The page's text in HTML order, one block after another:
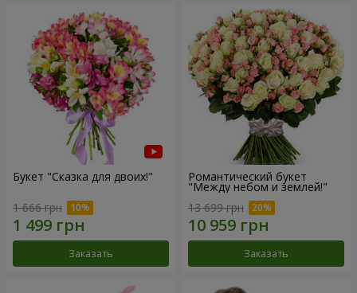
Букет "Сказка для двоих!"
1 666 грн
Заказать
Романтический букет
"Между небом и землей!"
13 699 грн
Заказать